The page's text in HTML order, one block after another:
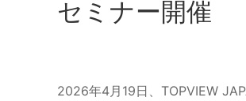
セミナー開催
2026年4月19日、TOPVIEW